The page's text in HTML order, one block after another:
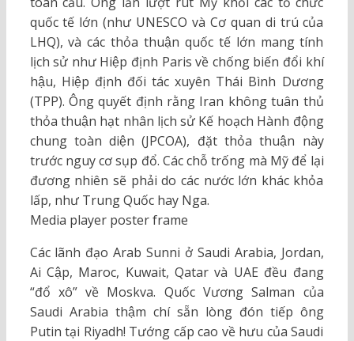
quốc tế lớn (như UNESCO và Cơ quan di trú của
LHQ), và các thỏa thuận quốc tế lớn mang tính
lịch sử như Hiệp định Paris về chống biến đổi khí
hậu, Hiệp định đối tác xuyên Thái Bình Dương
(TPP). Ông quyết định rằng Iran không tuân thủ
thỏa thuận hạt nhân lịch sử Kế hoạch Hành động
chung toàn diện (JPCOA), đặt thỏa thuận này
trước nguy cơ sụp đổ. Các chỗ trống mà Mỹ để lại
đương nhiên sẽ phải do các nước lớn khác khỏa
lấp, như Trung Quốc hay Nga.
Media player poster frame
Các lãnh đạo Arab Sunni ở Saudi Arabia, Jordan,
Ai Cập, Maroc, Kuwait, Qatar và UAE đều đang
“đổ xô” về Moskva. Quốc Vương Salman của
Saudi Arabia thậm chí sẵn lòng đón tiếp ông
Putin tại Riyadh! Tướng cấp cao về hưu của Saudi